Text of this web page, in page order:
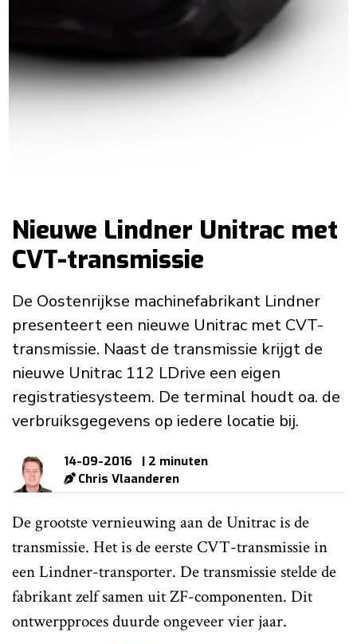
Nieuwe Lindner Unitrac met
CVT-transmissie
De Oostenrijkse machinefabrikant Lindner
presenteert een nieuwe Unitrac met CVT-
transmissie. Naast de transmissie krijgt de
nieuwe Unitrac 112 LDrive een eigen
registratiesysteem. De terminal houdt oa. de
verbruiksgegevens op iedere locatie bij.
14-09-2016
| 2 minuten
Chris Vlaanderen
De grootste vernieuwing aan de Unitrac is de
transmissie. Het is de eerste CVT-transmissie in
een Lindner-transporter. De transmissie stelde de
fabrikant zelf samen uit ZF-componenten. Dit
ontwerpproces duurde ongeveer vier jaar.